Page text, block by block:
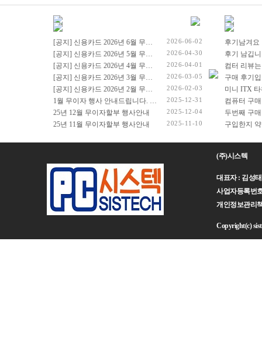
[공지] 신용카드 2026년 6월 무이자 행사 안내드립니다. 2026-06-02
[공지] 신용카드 2026년 5월 무이자 행사 안내드립니다. 2026-04-30
[공지] 신용카드 2026년 4월 무이자 행사 안내드립니다. 2026-04-01
[공지] 신용카드 2026년 3월 무이자 행사 안내드립니다. 2026-03-05
[공지] 신용카드 2026년 2월 무이자 행사 안내드립니다. 2026-02-03
1월 무이자 행사 안내드립니다. (2026년 1월 1일 ~ 2026년 1월 31일) 2025-12-31
25년 12월 무이자할부 행사안내 2025-12-04
25년 11월 무이자할부 행사안내 2025-11-10
후기남겨요
후기 남깁
컴터 리뷰
구매 후기
컴퓨터 구
두번째 구
(주)시스텍
대표자 : 김성
사업자등록번
개인정보관리
Copyright(c)